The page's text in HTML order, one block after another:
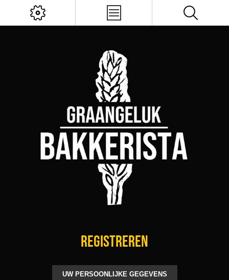
Registreren
UW PERSOONLIJKE GEGEVENS